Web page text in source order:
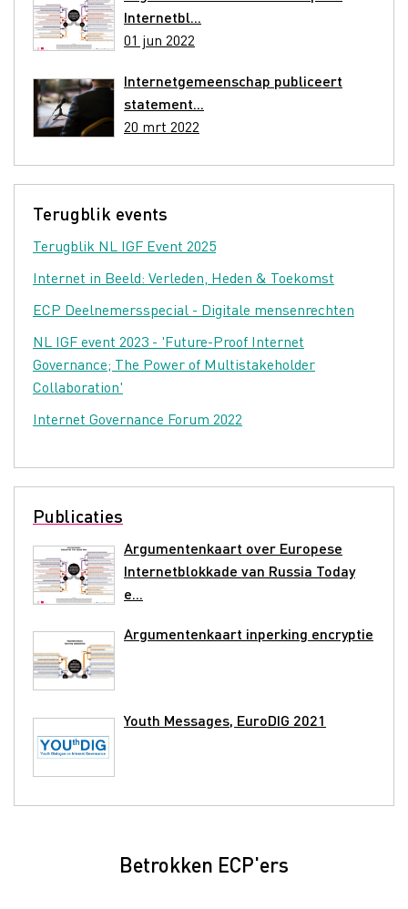
Internetbl...
01 jun 2022
Internetgemeenschap publiceert
statement...
20 mrt 2022
Terugblik events
Terugblik NL IGF Event 2025
Internet in Beeld: Verleden, Heden & Toekomst
ECP Deelnemersspecial - Digitale mensenrechten
NL IGF event 2023 - 'Future-Proof Internet
Governance; The Power of Multistakeholder
Collaboration'
Internet Governance Forum 2022
Publicaties
Argumentenkaart over Europese
Internetblokkade van Russia Today
e...
Argumentenkaart inperking encryptie
Youth Messages, EuroDIG 2021
Betrokken ECP'ers